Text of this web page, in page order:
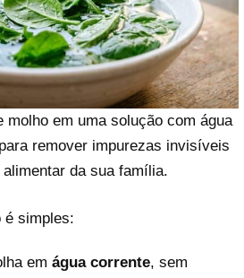
molho em uma solução com água
remover impurezas invisíveis
da sua família.
é simples:
em água corrente, sem